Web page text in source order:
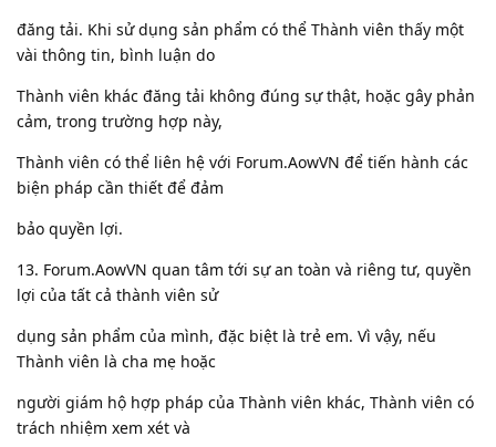
đăng tải. Khi sử dụng sản phẩm có thể Thành viên thấy một
vài thông tin, bình luận do
Thành viên khác đăng tải không đúng sự thật, hoặc gây phản
cảm, trong trường hợp này,
Thành viên có thể liên hệ với Forum.AowVN để tiến hành các
biện pháp cần thiết để đảm
bảo quyền lợi.
13. Forum.AowVN quan tâm tới sự an toàn và riêng tư, quyền
lợi của tất cả thành viên sử
dụng sản phẩm của mình, đặc biệt là trẻ em. Vì vậy, nếu
Thành viên là cha mẹ hoặc
người giám hộ hợp pháp của Thành viên khác, Thành viên có
trách nhiệm xem xét và